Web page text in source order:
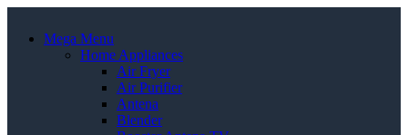
Mega Menu
Home Appliances
Air Fryer
Air Purifier
Antena
Blender